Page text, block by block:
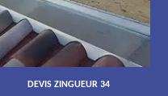
DEVIS ZINGUEUR 34